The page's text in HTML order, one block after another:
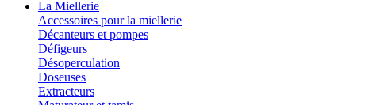
La Miellerie
Accessoires pour la miellerie
Décanteurs et pompes
Défigeurs
Désoperculation
Doseuses
Extracteurs